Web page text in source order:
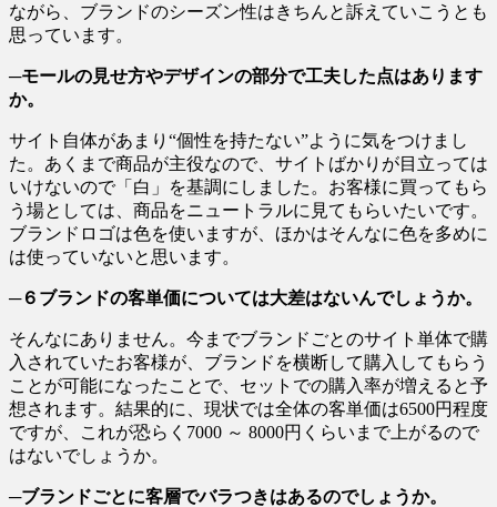
ながら、ブランドのシーズン性はきちんと訴えていこうとも
思っています。
─モールの見せ方やデザインの部分で工夫した点はあります
か。
サイト自体があまり“個性を持たない”ように気をつけまし
た。あくまで商品が主役なので、サイトばかりが目立っては
いけないので「白」を基調にしました。お客様に買ってもら
う場としては、商品をニュートラルに見てもらいたいです。
ブランドロゴは色を使いますが、ほかはそんなに色を多めに
は使っていないと思います。
─６ブランドの客単価については大差はないんでしょうか。
そんなにありません。今までブランドごとのサイト単体で購
入されていたお客様が、ブランドを横断して購入してもらう
ことが可能になったことで、セットでの購入率が増えると予
想されます。結果的に、現状では全体の客単価は6500円程度
ですが、これが恐らく7000 ～ 8000円くらいまで上がるので
はないでしょうか。
─ブランドごとに客層でバラつきはあるのでしょうか。